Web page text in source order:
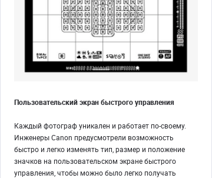
Пользовательский экран быстрого управления
Каждый фотограф уникален и работает по-своему.
Инженеры Canon предусмотрели возможность
быстро и легко изменять тип, размер и положение
значков на пользовательском экране быстрого
управления, чтобы можно было легко получать